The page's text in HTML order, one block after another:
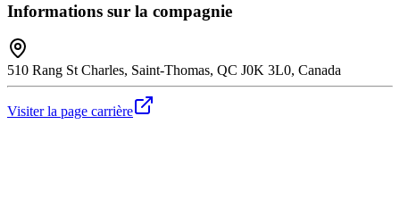
Informations sur la compagnie
510 Rang St Charles, Saint-Thomas, QC J0K 3L0, Canada
Visiter la page carrière